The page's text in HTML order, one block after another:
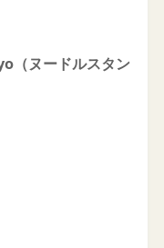
（ヌードルスタン